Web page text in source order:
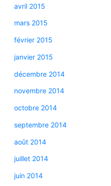
avril 2015
mars 2015
février 2015
janvier 2015
décembre 2014
novembre 2014
octobre 2014
septembre 2014
août 2014
juillet 2014
juin 2014